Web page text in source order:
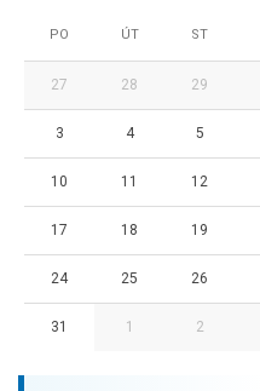
PO ÚT ST
27 28 29
3 4 5
10 11 12
17 18 19
24 25 26
31 1 2